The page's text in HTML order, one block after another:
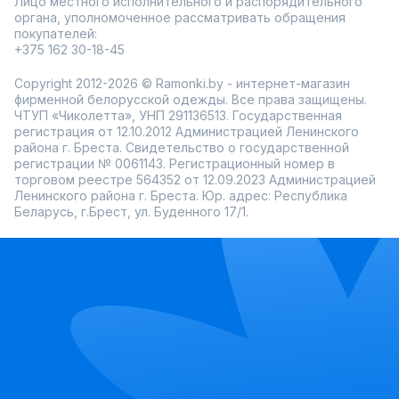
органа, уполномоченное рассматривать обращения
покупателей:
+375 162 30-18-45
Copyright 2012-2026 © Ramonki.by - интернет-магазин
фирменной белорусской одежды. Все права защищены.
ЧТУП «Чиколетта», УНП 291136513. Государственная
регистрация от 12.10.2012 Администрацией Ленинского
района г. Бреста. Свидетельство о государственной
регистрации № 0061143. Регистрационный номер в
торговом реестре 564352 от 12.09.2023 Администрацией
Ленинского района г. Бреста. Юр. адрес: Республика
Беларусь, г.Брест, ул. Буденного 17/1.